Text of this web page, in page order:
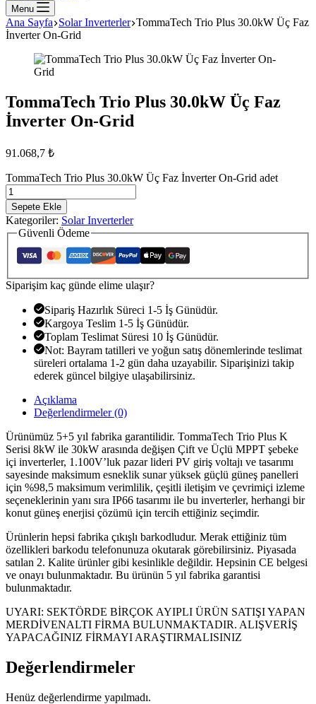
Menu
Ana Sayfa Solar Inverterler TommaTech Trio Plus 30.0kW Üç Faz
İnverter On-Grid
TommaTech Trio Plus 30.0kW Üç Faz
İnverter On-Grid
91.068,7 ₺
TommaTech Trio Plus 30.0kW Üç Faz İnverter On-Grid adet
Sepete Ekle
Kategoriler: Solar Inverterler
Güvenli Ödeme
Siparişim kaç günde elime ulaşır?
Sipariş Hazırlık Süreci 1-5 İş Günüdür.
Kargoya Teslim 1-5 İş Günüdür.
Toplam Teslimat Süresi 10 İş Günüdür.
Not: Bayram tatilleri ve yoğun satış dönemlerinde teslimat
süreleri ortalama 1-2 gün daha uzayabilir. Siparişinizi takip
ederek güncel bilgiye ulaşabilirsiniz.
Açıklama
Değerlendirmeler (0)
Ürünümüz 5+5 yıl fabrika garantilidir. TommaTech Trio Plus K
Serisi 8kW ile 30kW arasında değişen Çift ve Üçlü MPPT şebeke
içi inverterler, 1.100V’luk pazar lideri PV giriş voltajı ve tasarımı
sayesinde maksimum esneklik sunar yüksek güçlü güneş panelleri
için %98,5 maksimum verimlilik, çeşitli iletişim ve çevrimiçi izleme
seçeneklerinin yanı sıra IP66 tasarımı ile bu inverterler, herhangi bir
konut güneş enerjisi çözümü için tercih ettiğiniz seçimdir.
Ürünlerin hepsi fabrika çıkışlı barkodludur. Merak ettiğiniz tüm
özellikleri barkodu telefonunuza okutarak görebilirsiniz. Piyasada
satılan 2. Kalite ürünler gibi kesinlikle değildir. Hepsinin CE belgesi
ve onayı bulunmaktadır. Bu ürünün 5 yıl fabrika garantisi
bulunmaktadır.
UYARI: SEKTÖRDE BİRÇOK AYIPLI ÜRÜN SATIŞI YAPAN
MERDİVENALTI FİRMA BULUNMAKTADIR. ALIŞVERİŞ
YAPACAĞINIZ FİRMAYI ARAŞTIRMALISINIZ
Değerlendirmeler
Henüz değerlendirme yapılmadı.